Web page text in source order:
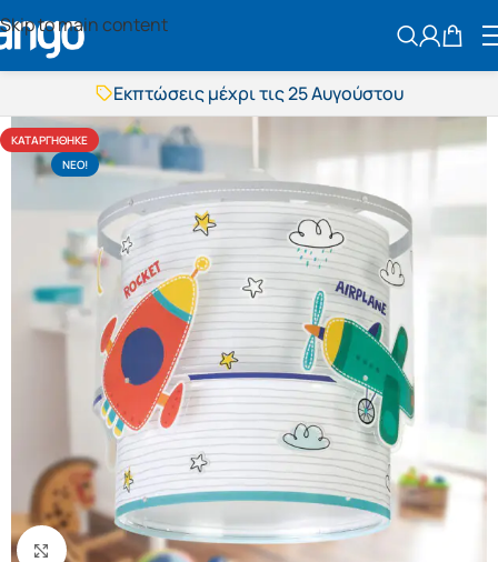
Skip to main content
Εκπτώσεις μέχρι τις 25 Αυγούστου
Δωρεάν μεταφορικά
BOXNOW αποστολή
Άμεση παράδοση
Εκπτώσεις μέχρι τις 25 Αυγούστου
Δωρεάν μεταφορικά
BOXNOW αποστολή
Άμεση παράδοση
ΚΑΤΑΡΓΉΘΗΚΕ
NΕΟ!
Πατήστε για μεγέθυνση